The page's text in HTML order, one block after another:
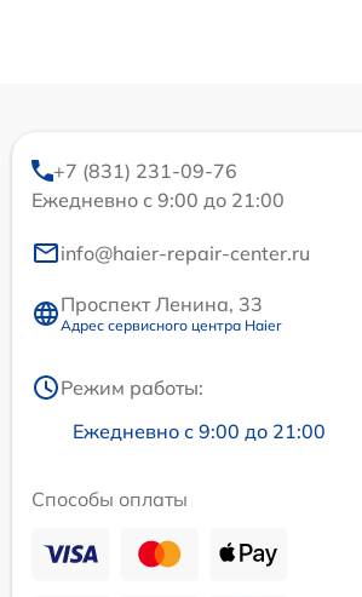
+7 (831) 231-09-76
Ежедневно с 9:00 до 21:00
info@haier-repair-center.ru
Проспект Ленина, 33
Адрес сервисного центра Haier
Режим работы:
Ежедневно с 9:00 до 21:00
Способы оплаты